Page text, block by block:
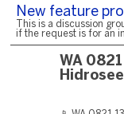
New feature
This is a discussion
if the request is for an
WA